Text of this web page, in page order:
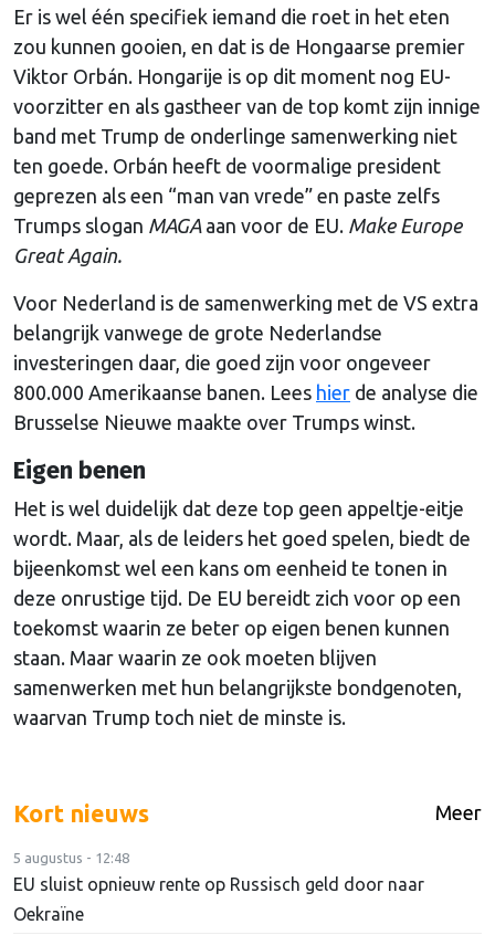
Er is wel één specifiek iemand die roet in het eten
zou kunnen gooien, en dat is de Hongaarse premier
Viktor Orbán. Hongarije is op dit moment nog EU-
voorzitter en als gastheer van de top komt zijn innige
band met Trump de onderlinge samenwerking niet
ten goede. Orbán heeft de voormalige president
geprezen als een “man van vrede” en paste zelfs
Trumps slogan MAGA aan voor de EU. Make Europe
Great Again.
Voor Nederland is de samenwerking met de VS extra
belangrijk vanwege de grote Nederlandse
investeringen daar, die goed zijn voor ongeveer
800.000 Amerikaanse banen. Lees hier de analyse die
Brusselse Nieuwe maakte over Trumps winst.
Eigen benen
Het is wel duidelijk dat deze top geen appeltje-eitje
wordt. Maar, als de leiders het goed spelen, biedt de
bijeenkomst wel een kans om eenheid te tonen in
deze onrustige tijd. De EU bereidt zich voor op een
toekomst waarin ze beter op eigen benen kunnen
staan. Maar waarin ze ook moeten blijven
samenwerken met hun belangrijkste bondgenoten,
waarvan Trump toch niet de minste is.
Kort nieuws Meer
5 augustus - 12:48
EU sluist opnieuw rente op Russisch geld door naar
Oekraïne